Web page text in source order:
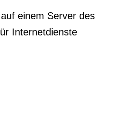
einem Server des
Internetdienste